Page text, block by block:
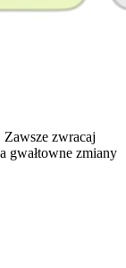
zwracaj
gwałtowne zmiany